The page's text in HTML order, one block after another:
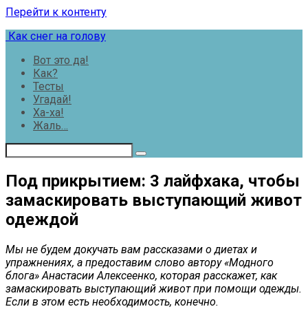
Перейти к контенту
Как снег на голову
Вот это да!
Как?
Тесты
Угадай!
Ха-ха!
Жаль…
Под прикрытием: 3 лайфхака, чтобы
замаскировать выступающий живот
одеждой
Мы не будем докучать вам рассказами о диетах и
упражнениях, а предоставим слово автору «Модного
блога» Анастасии Алексеенко, которая расскажет, как
замаскировать выступающий живот при помощи одежды.
Если в этом есть необходимость, конечно.